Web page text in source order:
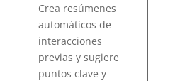
Crea resúmenes
automáticos de
interacciones
previas y sugiere
puntos clave y